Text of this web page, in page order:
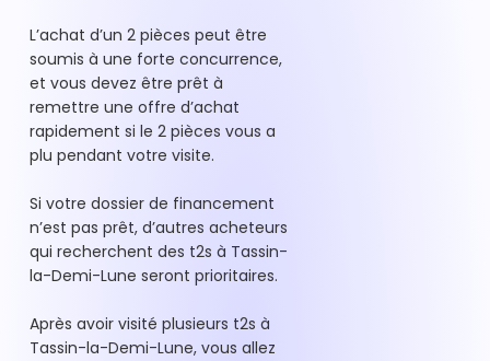
L’achat d’un 2 pièces peut être
soumis à une forte concurrence,
et vous devez être prêt à
remettre une offre d’achat
rapidement si le 2 pièces vous a
plu pendant votre visite.
Si votre dossier de financement
n’est pas prêt, d’autres acheteurs
qui recherchent des t2s à Tassin-
la-Demi-Lune seront prioritaires.
Après avoir visité plusieurs t2s à
Tassin-la-Demi-Lune, vous allez